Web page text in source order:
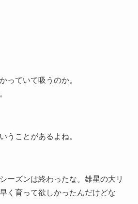
っていて吸うのか。
うことがあるよね。
ーズンは終わったな。雄星の大リ
く育って欲しかったんだけどな